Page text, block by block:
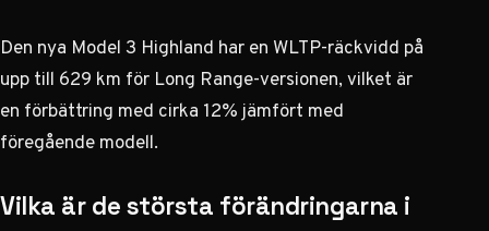
Den nya Model 3 Highland har en WLTP-räckvidd på
upp till 629 km för Long Range-versionen, vilket är
en förbättring med cirka 12% jämfört med
föregående modell.
Vilka är de största förändringarna i